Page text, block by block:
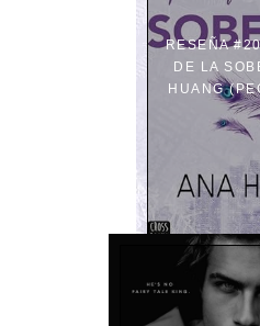
RESEÑA
DE LA
HUANG